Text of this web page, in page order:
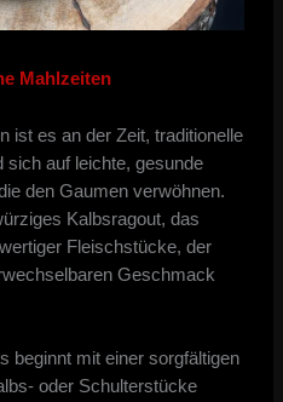
Mahlzeiten
ist es an der Zeit, traditionelle
sich auf leichte, gesunde
den Gaumen verwöhnen.
Kalbsragout, das
Fleischstücke, der
Geschmack
beginnt mit einer sorgfältigen
oder Schulterstücke